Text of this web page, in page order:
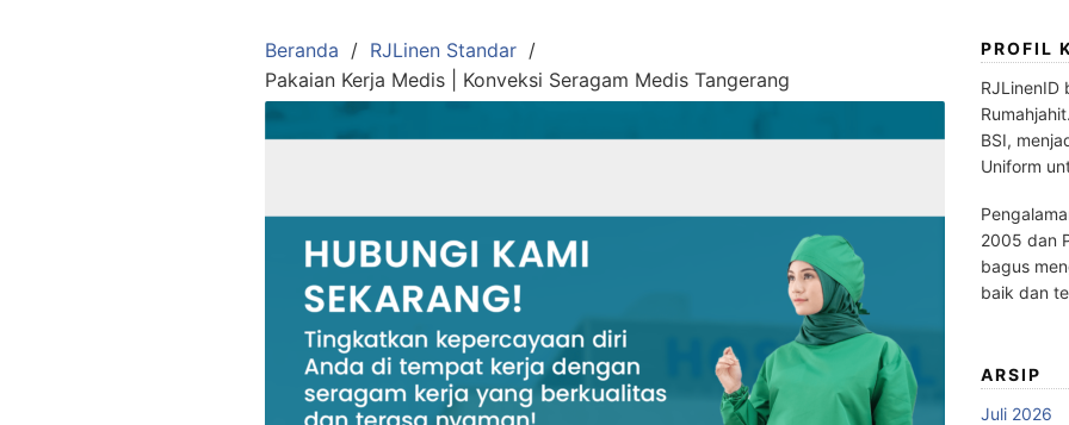
Beranda
RJLinen Standar
Pakaian Kerja Medis | Konveksi Seragam Medis Tangerang
PROFIL
RJLinenID
BSI,
Uniform
2005 dan
bagus
baik dan
ARSIP
Juli 2026